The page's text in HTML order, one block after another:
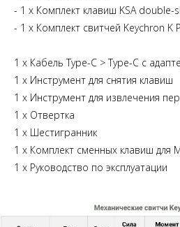
- 1 x Комплект клавиш KSA double-
- 1 x Комплект свитчей Keychron K
1 x Кабель Type-C > Type-C с
1 х Инструмент для снятия клавиш
1 х Инструмент для извлечения
1 х Отвертка
1 х Шестигранник
1 х Комплект сменных клавиш для
1 х Руководство по эксплуатации